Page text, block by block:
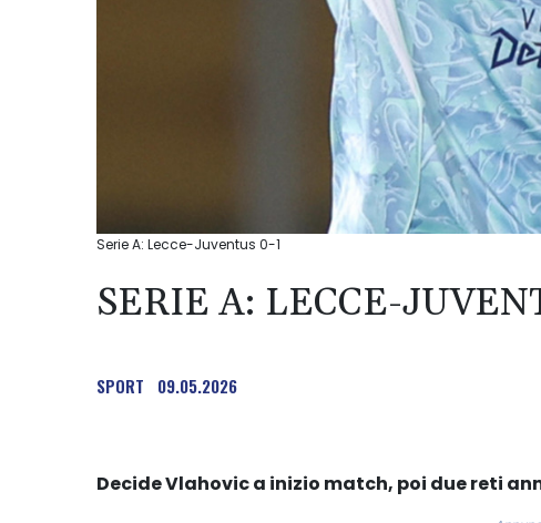
Serie A: Lecce-Juventus 0-1
SERIE A: LECCE-
SPORT 09.05.2026
Decide Vlahovic a inizio match, poi due reti